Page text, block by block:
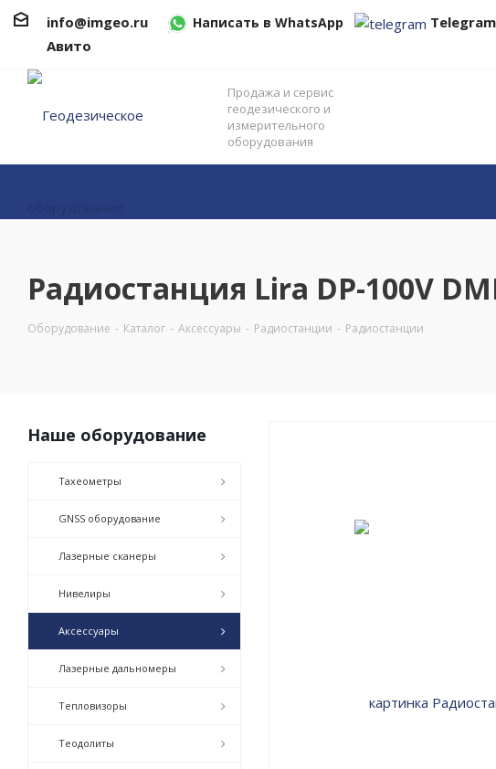
info@imgeo.ru Написать в WhatsApp
Авито
Продажа и сервис
геодезического и
измерительного
оборудования
Радиостанция Lira DP-100V
Оборудование - Каталог - Аксессуары - Радиостанции - Радиостанции
Наше оборудование
Тахеометры
GNSS оборудование
Лазерные сканеры
Нивелиры
Аксессуары
Лазерные дальномеры
Тепловизоры
Теодолиты